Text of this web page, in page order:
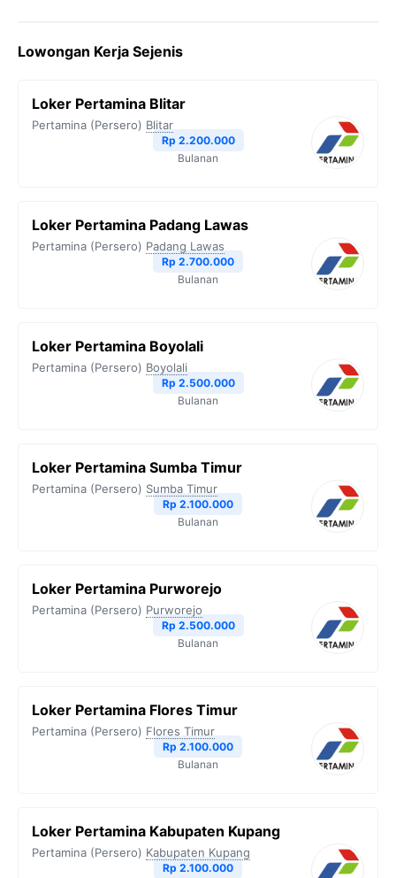
e
o
t
e
e
r
t
A
p
y
i
n
k
Lowongan Kerja Sejenis
Loker Pertamina Blitar
Pertamina (Persero) Blitar
Rp 2.200.000
Bulanan
Loker Pertamina Padang Lawas
Pertamina (Persero) Padang Lawas
Rp 2.700.000
Bulanan
Loker Pertamina Boyolali
Pertamina (Persero) Boyolali
Rp 2.500.000
Bulanan
Loker Pertamina Sumba Timur
Pertamina (Persero) Sumba Timur
Rp 2.100.000
Bulanan
Loker Pertamina Purworejo
Pertamina (Persero) Purworejo
Rp 2.500.000
Bulanan
Loker Pertamina Flores Timur
Pertamina (Persero) Flores Timur
Rp 2.100.000
Bulanan
Loker Pertamina Kabupaten Kupang
Pertamina (Persero) Kabupaten Kupang
Rp 2.100.000